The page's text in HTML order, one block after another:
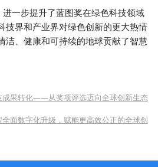
色经济发展：论坛强调跨领域
性。鼓励科技企业、环保组
造更多的绿色就业机会。